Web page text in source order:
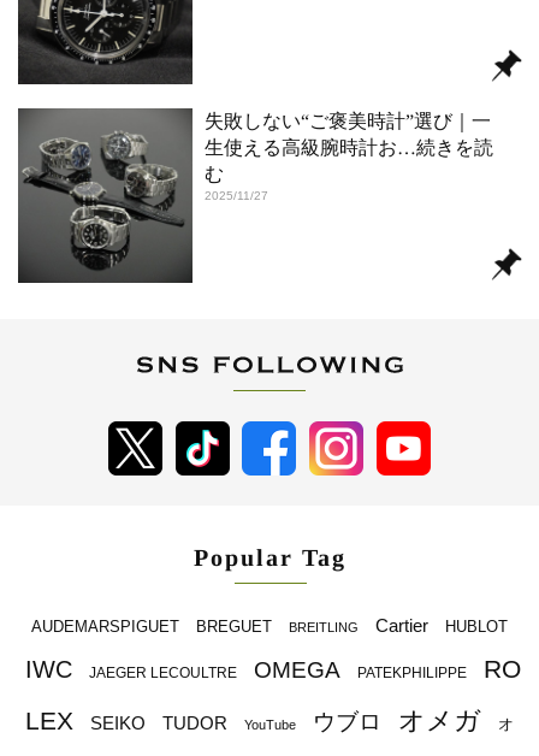
失敗しない“ご褒美時計”選び｜一
生使える高級腕時計お…続きを読
む
2025/11/27
Popular Tag
AUDEMARSPIGUET BREGUET BREITLING Cartier HUBLOT
IWC JAEGER LECOULTRE OMEGA PATEKPHILIPPE
RO
LEX
SEIKO TUDOR YouTube ウブロ オメガ オ